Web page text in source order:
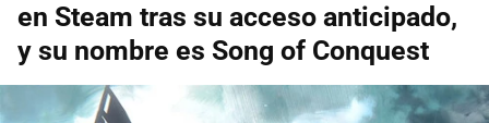
en Steam tras su acceso anticipado,
y su nombre es Song of Conquest